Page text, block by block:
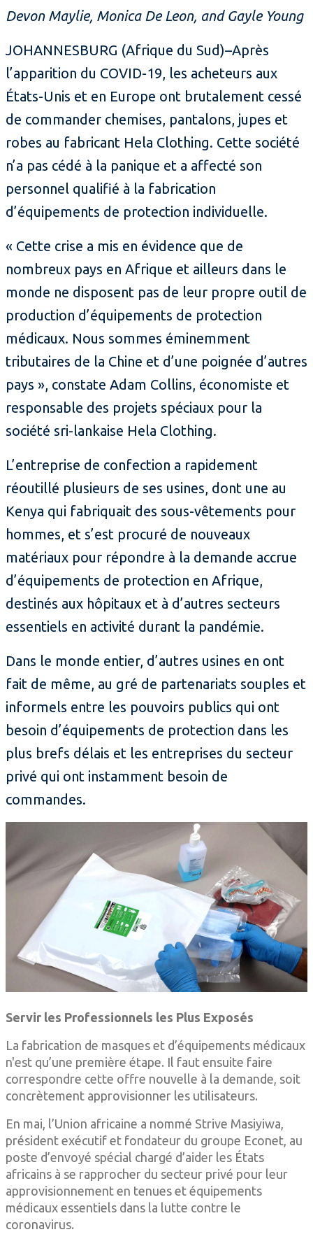
Devon Maylie, Monica De Leon, and Gayle Young
JOHANNESBURG (Afrique du Sud)–Après
l’apparition du COVID-19, les acheteurs aux
États-Unis et en Europe ont brutalement cessé
de commander chemises, pantalons, jupes et
robes au fabricant Hela Clothing. Cette société
n’a pas cédé à la panique et a affecté son
personnel qualifié à la fabrication
d’équipements de protection individuelle.
« Cette crise a mis en évidence que de
nombreux pays en Afrique et ailleurs dans le
monde ne disposent pas de leur propre outil de
production d’équipements de protection
médicaux. Nous sommes éminemment
tributaires de la Chine et d’une poignée d’autres
pays », constate Adam Collins, économiste et
responsable des projets spéciaux pour la
société sri-lankaise Hela Clothing.
L’entreprise de confection a rapidement
réoutillé plusieurs de ses usines, dont une au
Kenya qui fabriquait des sous-vêtements pour
hommes, et s’est procuré de nouveaux
matériaux pour répondre à la demande accrue
d’équipements de protection en Afrique,
destinés aux hôpitaux et à d’autres secteurs
essentiels en activité durant la pandémie.
Dans le monde entier, d’autres usines en ont
fait de même, au gré de partenariats souples et
informels entre les pouvoirs publics qui ont
besoin d’équipements de protection dans les
plus brefs délais et les entreprises du secteur
privé qui ont instamment besoin de
commandes.
Servir les Professionnels les Plus Exposés
La fabrication de masques et d’équipements médicaux
n'est qu’une première étape. Il faut ensuite faire
correspondre cette offre nouvelle à la demande, soit
concrètement approvisionner les utilisateurs.
En mai, l’Union africaine a nommé Strive Masiyiwa,
président exécutif et fondateur du groupe Econet, au
poste d’envoyé spécial chargé d’aider les États
africains à se rapprocher du secteur privé pour leur
approvisionnement en tenues et équipements
médicaux essentiels dans la lutte contre le
coronavirus.